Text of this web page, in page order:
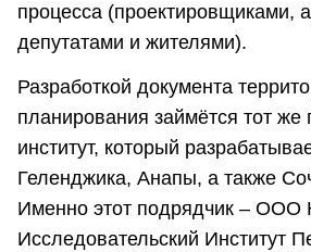
процесса (проектировщиками,
депутатами и жителями).
Разработкой документа
планирования займётся тот же
институт, который
Геленджика, Анапы, а также
Именно этот подрядчик – ООО
Исследовательский Институт